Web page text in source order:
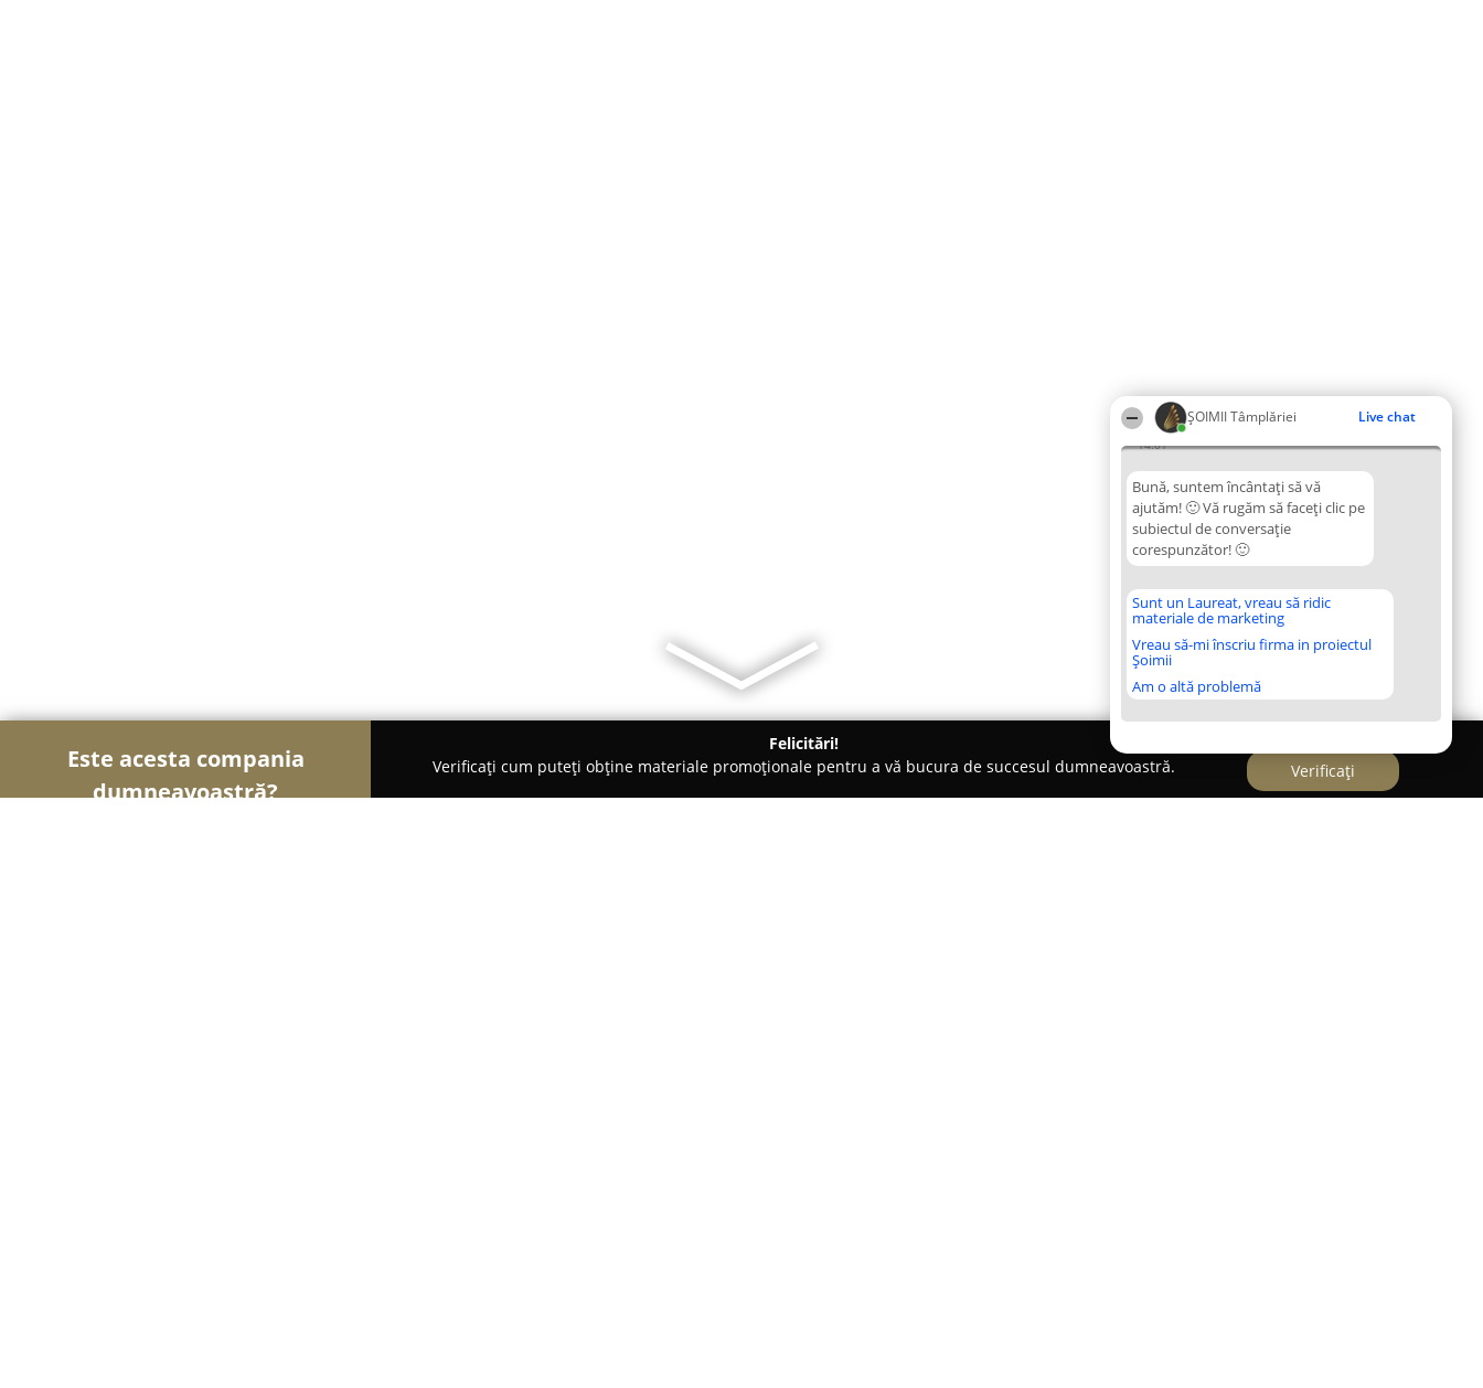
ȘOIMII Tâmplăriei Live chat
14:01
Bună, suntem încântați să vă
ajutăm! 🙂 Vă rugăm să faceți clic pe
subiectul de conversație
corespunzător! 🙂
Sunt un Laureat, vreau să ridic
materiale de marketing
Vreau să-mi înscriu firma in proiectul
Șoimii
Am o altă problemă
Este acesta compania
dumneavoastră?
Felicitări!
Verificați cum puteți obține materiale promoționale pentru a vă bucura de succesul dumneavoastră.
Verificați